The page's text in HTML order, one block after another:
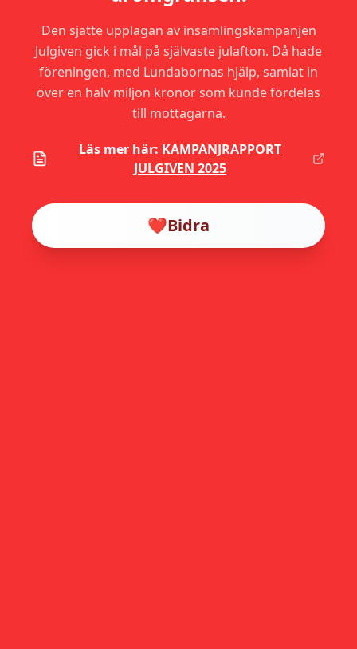
Den sjätte upplagan av insamlingskampanjen
Julgiven gick i mål på självaste julafton. Då hade
föreningen, med Lundabornas hjälp, samlat in
över en halv miljon kronor som kunde fördelas
till mottagarna.
Läs mer här: KAMPANJRAPPORT
JULGIVEN 2025
❤️Bidra